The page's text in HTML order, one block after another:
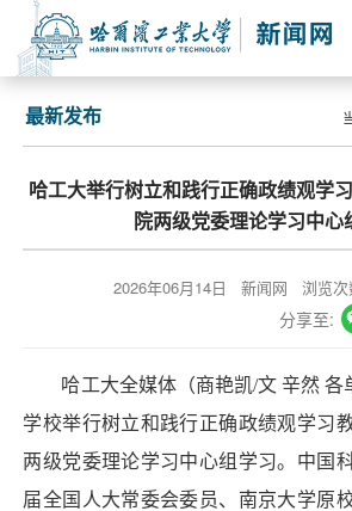
最新发布
哈工大举行树立和践行正确政绩观学
院两级党委理论学习中心
2026年06月14日 新闻网 浏览次
分享至:
哈工大全媒体（商艳凯/文 辛然 各
学校举行树立和践行正确政绩观学习
两级党委理论学习中心组学习。中国
届全国人大常委会委员、南京大学原